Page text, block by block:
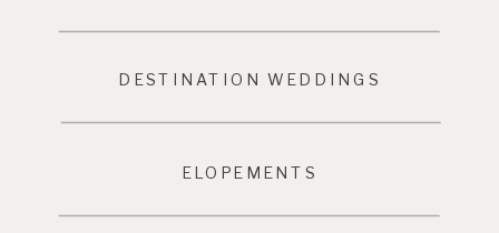
DESTINATION WEDDINGS
ELOPEMENTS